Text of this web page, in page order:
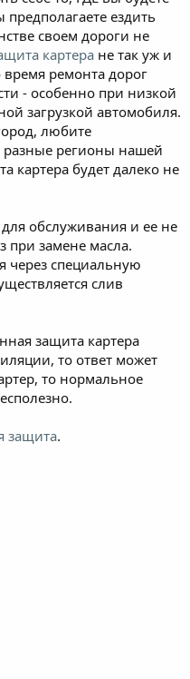
ездить
своем дороги не
картера не так уж и
ремонта дорог
- особенно при низкой
загрузкой автомобиля.
любите
разные регионы нашей
картера будет далеко не
обслуживания и ее не
при замене масла.
через специальную
слив
защита картера
то ответ может
то нормальное
защита.